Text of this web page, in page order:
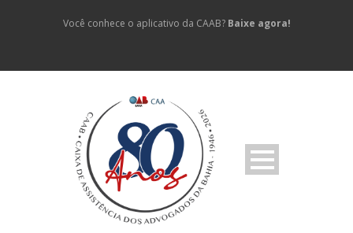
Você conhece o aplicativo da CAAB? Baixe agora!